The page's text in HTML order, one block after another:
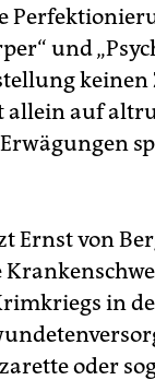
und
keinen
allein auf
Ernst von
in
oder